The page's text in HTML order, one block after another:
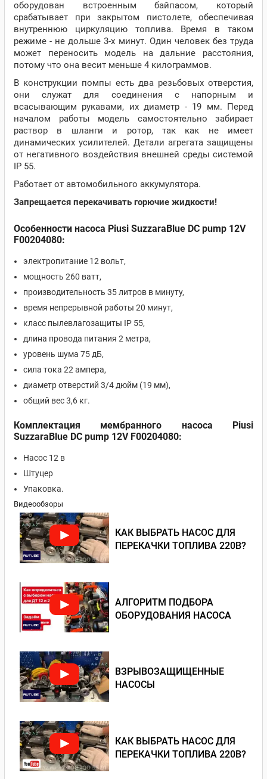
оборудован встроенным байпасом, который
срабатывает при закрытом пистолете, обеспечивая
внутреннюю циркуляцию топлива. Время в таком
режиме - не дольше 3-х минут. Один человек без труда
может переносить модель на дальние расстояния,
потому что она весит меньше 4 килограммов.
В конструкции помпы есть два резьбовых отверстия,
они служат для соединения с напорным и
всасывающим рукавами, их диаметр - 19 мм. Перед
началом работы модель самостоятельно забирает
раствор в шланги и ротор, так как не имеет
динамических усилителей. Детали агрегата защищены
от негативного воздействия внешней среды системой
IP 55.
Работает от автомобильного аккумулятора.
Запрещается перекачивать горючие жидкости!
Особенности насоса Piusi SuzzaraBlue DC pump 12V
F00204080:
электропитание 12 вольт,
мощность 260 ватт,
производительность 35 литров в минуту,
время непрерывной работы 20 минут,
класс пылевлагозащиты IP 55,
длина провода питания 2 метра,
уровень шума 75 дБ,
сила тока 22 ампера,
диаметр отверстий 3/4 дюйм (19 мм),
общий вес 3,6 кг.
Комплектация мембранного насоса Piusi
SuzzaraBlue DC pump 12V F00204080:
Насос 12 в
Штуцер
Упаковка.
Видеообзоры
КАК ВЫБРАТЬ НАСОС ДЛЯ
ПЕРЕКАЧКИ ТОПЛИВА 220В?
АЛГОРИТМ ПОДБОРА
ОБОРУДОВАНИЯ НАСОСА
ВЗРЫВОЗАЩИЩЕННЫЕ
НАСОСЫ
КАК ВЫБРАТЬ НАСОС ДЛЯ
ПЕРЕКАЧКИ ТОПЛИВА 220В?